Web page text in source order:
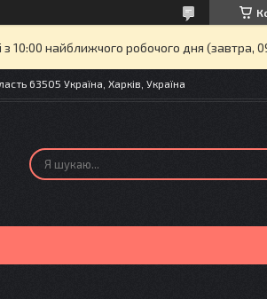
10:00 найближчого робочого дня (завтра,
63505 Україна, Харків, Україна